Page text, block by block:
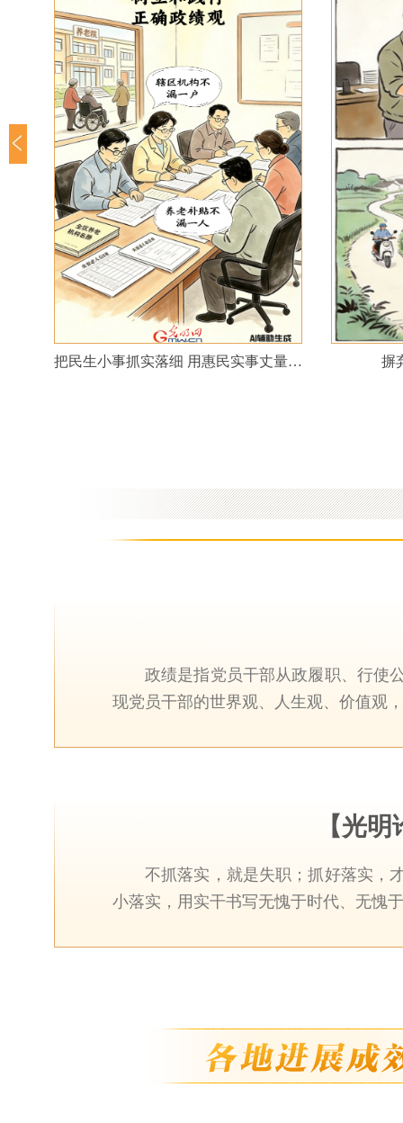
把民生小事抓实落细 用惠民实事丈量政绩 摒
政绩是指党员干部从政履职、行使
现党员干部的世界观、人生观、价值观
【光
不抓落实，就是失职；抓好落实，
小落实，用实干书写无愧于时代、无愧